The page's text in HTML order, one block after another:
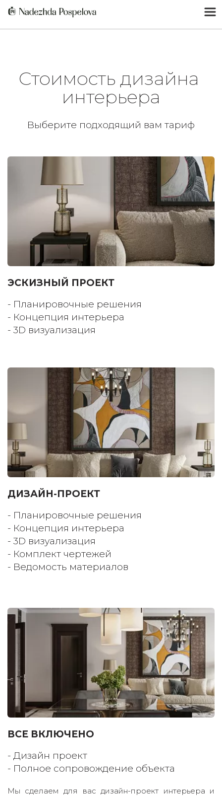
Стоимость дизайна
интерьера
Выберите подходящий вам тариф
ЭСКИЗНЫЙ ПРОЕКТ
- Планировочные решения
- Концепция интерьера
- 3D визуализация
ДИЗАЙН-ПРОЕКТ
- Планировочные решения
- Концепция интерьера
- 3D визуализация
- Комплект чертежей
- Ведомость материалов
ВСЕ ВКЛЮЧЕНО
- Дизайн проект
- Полное сопровождение объекта
Мы сделаем для вас дизайн-проект интерьера и